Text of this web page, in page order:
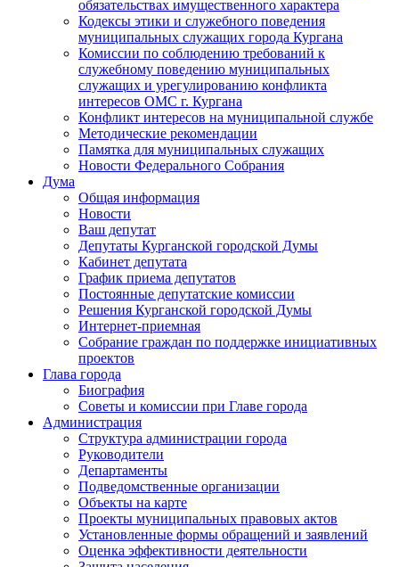
обязательствах имущественного характера
Кодексы этики и служебного поведения
муниципальных служащих города Кургана
Комиссии по соблюдению требований к
служебному поведению муниципальных
служащих и урегулированию конфликта
интересов ОМС г. Кургана
Конфликт интересов на муниципальной службе
Методические рекомендации
Памятка для муниципальных служащих
Новости Федерального Cобрания
Дума
Общая информация
Новости
Ваш депутат
Депутаты Курганской городской Думы
Кабинет депутата
График приема депутатов
Постоянные депутатские комиссии
Решения Курганской городской Думы
Интернет-приемная
Собрание граждан по поддержке инициативных
проектов
Глава города
Биография
Советы и комиссии при Главе города
Администрация
Структура администрации города
Руководители
Департаменты
Подведомственные организации
Объекты на карте
Проекты муниципальных правовых актов
Установленные формы обращений и заявлений
Оценка эффективности деятельности